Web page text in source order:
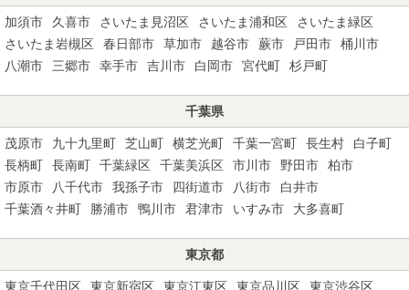
加須市 久喜市 さいたま見沼区 さいたま浦和区
さいたま緑区
さいたま岩槻区
春日部市 草加市 越谷市 蕨市 戸田市
桶川市
八潮市
三郷市 幸手市 吉川市 白岡市 宮代町 杉戸町
千葉県
茂原市 九十九里町 芝山町 横芝光町 千葉一宮町 長生村
白子町
長柄町
長南町 千葉緑区 千葉美浜区 市川市 野田市
柏市
市原市
八千代市 我孫子市 四街道市 八街市
白井市
千葉酒々井町
勝浦市 鴨川市 君津市 いすみ市 大多喜町
東京都
東京千代田区 東京新宿区 東京江東区 東京品川区 東京渋谷区